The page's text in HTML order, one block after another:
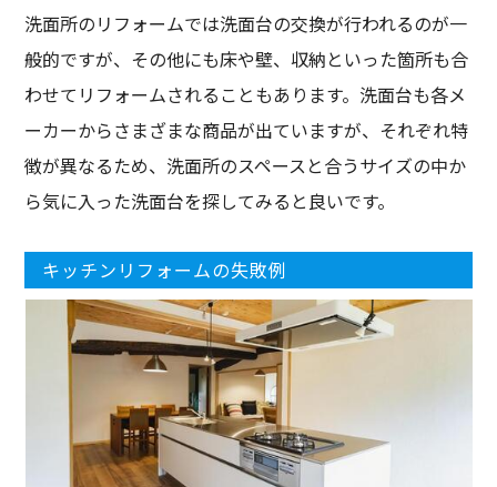
洗面所のリフォームでは洗面台の交換が行われるのが一
般的ですが、その他にも床や壁、収納といった箇所も合
わせてリフォームされることもあります。洗面台も各メ
ーカーからさまざまな商品が出ていますが、それぞれ特
徴が異なるため、洗面所のスペースと合うサイズの中か
ら気に入った洗面台を探してみると良いです。
キッチンリフォームの失敗例